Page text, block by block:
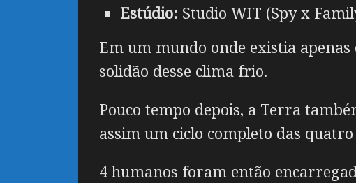
Estúdio: Studio WIT (Spy x
Em um mundo onde existia
solidão desse clima frio.
Pouco tempo depois, a Terra
assim um ciclo completo das quatro
4 humanos foram então